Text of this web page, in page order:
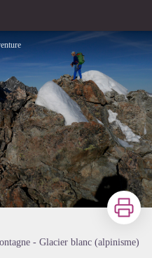
(alpinisme)
Imprimer
- Glacier blanc (alpinisme)